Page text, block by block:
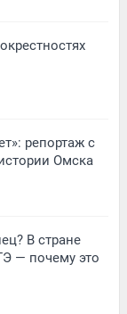
репортаж с
Омска
В стране
— почему это